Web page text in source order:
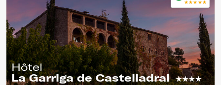
Hôtel
La Garriga de Castelladral